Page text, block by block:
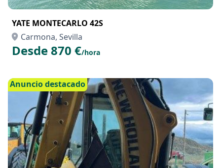
YATE MONTECARLO 42S
Carmona, Sevilla
Desde 870 €/hora
Anuncio destacado